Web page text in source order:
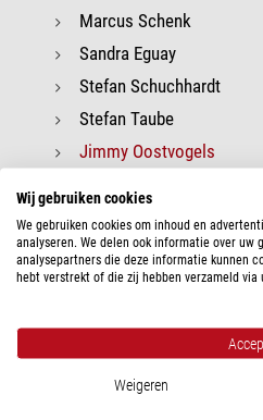
Marcus Schenk
Sandra Eguay
Stefan Schuchhardt
Stefan Taube
Jimmy Oostvogels
Dr. Frank Gasparini
Dr. Matthias Hahn
Tassilo Bohm
Emanuele La Barbera
Wij gebruiken cookies
We gebruiken cookies om inhoud en
analyseren. We delen ook informatie over uw
analysepartners die deze informatie kunnen
hebt verstrekt of die zij hebben verzameld via
Weigeren